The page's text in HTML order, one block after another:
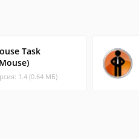
Task
1.4 (0.64 МБ)